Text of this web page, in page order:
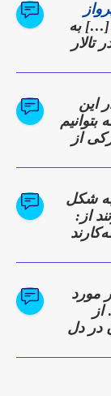
[…] به
این
از
شکل
از:
مورد
در دل